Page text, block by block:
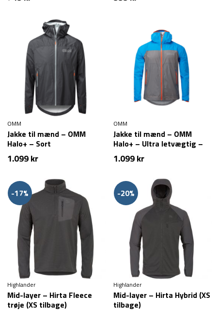
OMM
Jakke til mænd – OMM
Halo+ – Sort
1.099kr
OMM
Jakke til mænd – OMM
Halo+ – Ultra letvægtig –
Grå/Blå
1.099kr
-17%
Highlander
Mid-layer – Hirta Fleece
trøje (XS tilbage)
-20%
Highlander
Mid-layer – Hirta Hybrid (XS
tilbage)